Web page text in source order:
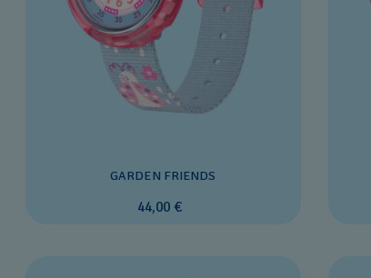
GARDEN FRIENDS
44,00 €